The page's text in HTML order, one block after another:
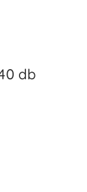
VersaCraft
db